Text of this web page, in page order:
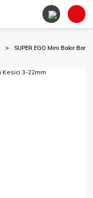
SUPER EGO Mini Bakır